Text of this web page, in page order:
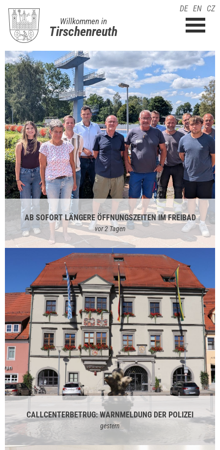
Willkommen in
Tirschenreuth
DE EN CZ
AB SOFORT LÄNGERE ÖFFNUNGSZEITEN IM FREIBAD
vor 2 Tagen
CALLCENTERBETRUG: WARNMELDUNG DER POLIZEI
gestern